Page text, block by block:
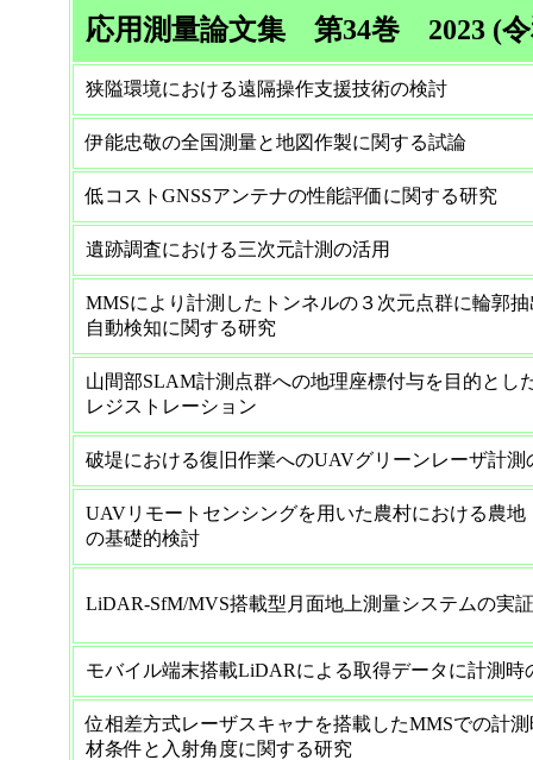
応用測量論文集 第34巻 2023 (令
狭隘環境における遠隔操作支援技術の検討
伊能忠敬の全国測量と地図作製に関する試論
低コストGNSSアンテナの性能評価に関する研究
遺跡調査における三次元計測の活用
MMSにより計測したトンネルの３次元点群に輪郭
自動検知に関する研究
山間部SLAM計測点群への地理座標付与を目的とし
レジストレーション
破堤における復旧作業へのUAVグリーンレーザ計測
UAVリモートセンシングを用いた農村における農
の基礎的検討
LiDAR-SfM/MVS搭載型月面地上測量システムの実
モバイル端末搭載LiDARによる取得データに計測時
位相差方式レーザスキャナを搭載したMMSでの計
材条件と入射角度に関する研究